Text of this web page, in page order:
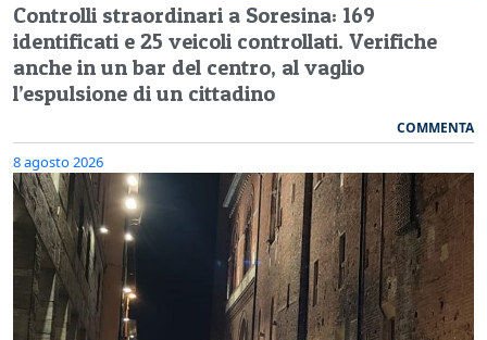
Controlli straordinari a Soresina: 169
identificati e 25 veicoli controllati. Verifiche
anche in un bar del centro, al vaglio
l’espulsione di un cittadino
COMMENTA
8 agosto 2026